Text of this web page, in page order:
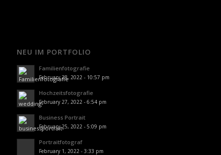
NEU IM PORTFOLIO
Familienfotografie
February 28, 2022 - 10:57 pm
Hochzeitsfotografie
February 27, 2022 - 6:54 pm
Business Portrait
February 25, 2022 - 5:09 pm
Portraitfotograf
February 1, 2022 - 3:33 pm